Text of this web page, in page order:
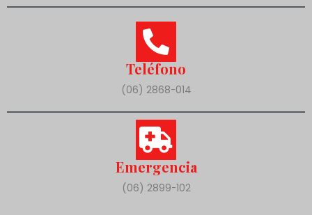
Teléfono
(06) 2868-014
Emergencia
(06) 2899-102